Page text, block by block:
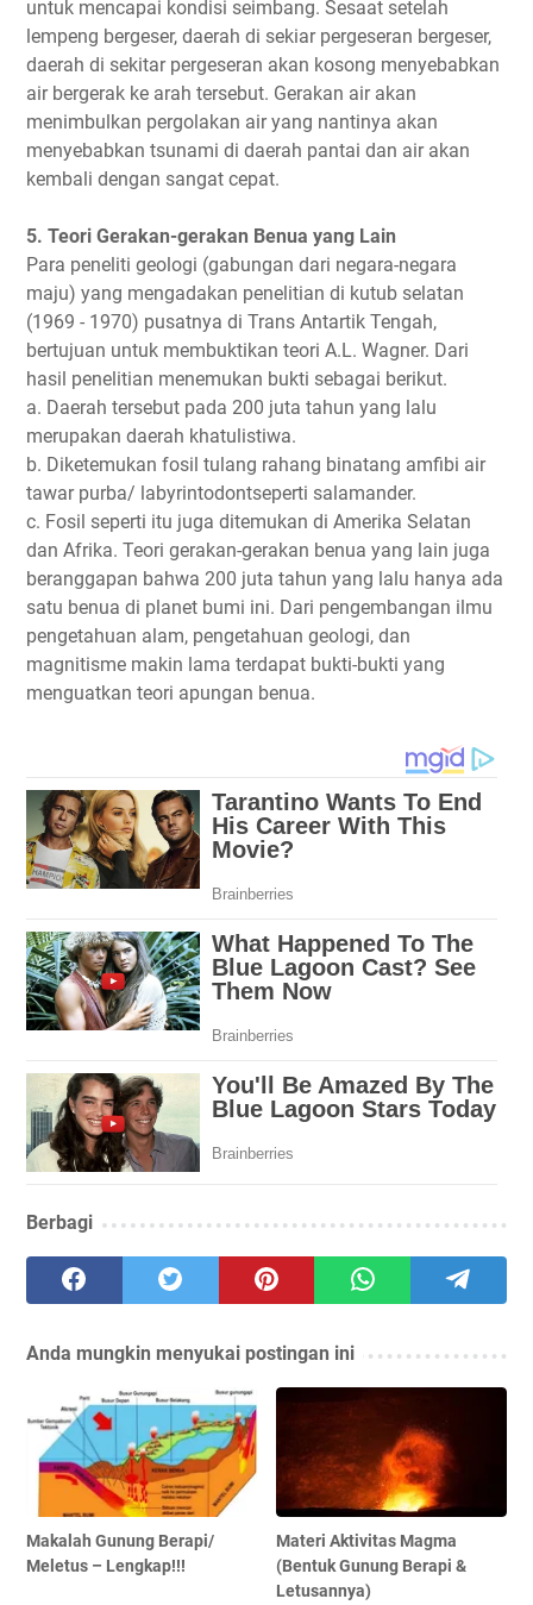
untuk mencapai kondisi seimbang. Sesaat setelah
lempeng bergeser, daerah di sekiar pergeseran bergeser,
daerah di sekitar pergeseran akan kosong menyebabkan
air bergerak ke arah tersebut. Gerakan air akan
menimbulkan pergolakan air yang nantinya akan
menyebabkan tsunami di daerah pantai dan air akan
kembali dengan sangat cepat.
5. Teori Gerakan-gerakan Benua yang Lain
Para peneliti geologi (gabungan dari negara-negara
maju) yang mengadakan penelitian di kutub selatan
(1969 - 1970) pusatnya di Trans Antartik Tengah,
bertujuan untuk membuktikan teori A.L. Wagner. Dari
hasil penelitian menemukan bukti sebagai berikut.
a. Daerah tersebut pada 200 juta tahun yang lalu
merupakan daerah khatulistiwa.
b. Diketemukan fosil tulang rahang binatang amfibi air
tawar purba/ labyrintodontseperti salamander.
c. Fosil seperti itu juga ditemukan di Amerika Selatan
dan Afrika. Teori gerakan-gerakan benua yang lain juga
beranggapan bahwa 200 juta tahun yang lalu hanya ada
satu benua di planet bumi ini. Dari pengembangan ilmu
pengetahuan alam, pengetahuan geologi, dan
magnitisme makin lama terdapat bukti-bukti yang
menguatkan teori apungan benua.
Berbagi
Anda mungkin menyukai postingan ini
Makalah Gunung Berapi/
Meletus – Lengkap!!!
Materi Aktivitas Magma
(Bentuk Gunung Berapi &
Letusannya)